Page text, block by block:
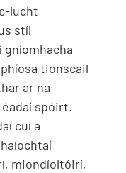
lucht
stíl
gníomhacha
tionscail
ar na
spóirt.
cuí a
miondíoltóirí,